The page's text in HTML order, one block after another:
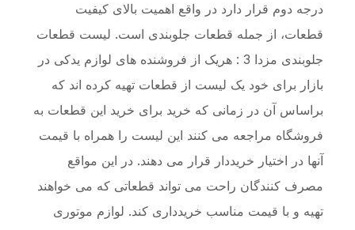
درجه دوم قرار دارد در واقع اهمیت بالای کیفیت
قطعات، از جمله قطعات جلوبندی است. لیست قطعات
جلوبندی مزدا 3 : هریک از فروشنده های لوازم یدکی در
بازار برای خود یک لیست از قطعات تهیه کرده اند که
براساس آن در زمانی که خرید برای خرید این قطعات به
فروشگاه مراجعه می کنند این لیست را همراه با قیمت
آنها در اختیار خریددار قرار می دهند. در این مواقع
مصرف کنندگان راحت می تواند قطعاتی که می خواهند
تهیه و با قیمت مناسب خریدداری کند. لوازم موتوری